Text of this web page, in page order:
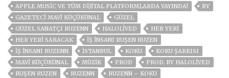
APPLE MUSIC VE TÜM DIJITAL PLATFORMLARDA YAYINDA!
BY
GAZETECI MAVİ KÜÇÜKÜNAL
GÜZEL
GÜZEL SANATÇI RUZENN
HALOLIVED
HER YERİ
HER YERİ SARACAK
IŞ INSANI RUŞEN RUZEN
IŞ INSANI RUZENN
ISTANBUL KOKU
KOKU ŞARKISI
MAVİ KÜÇÜKÜNAL
MÜZIK PROD
PROD. BY HALOLIVED
RUŞEN RUZEN
RUZENN
RUZENN – KOKU